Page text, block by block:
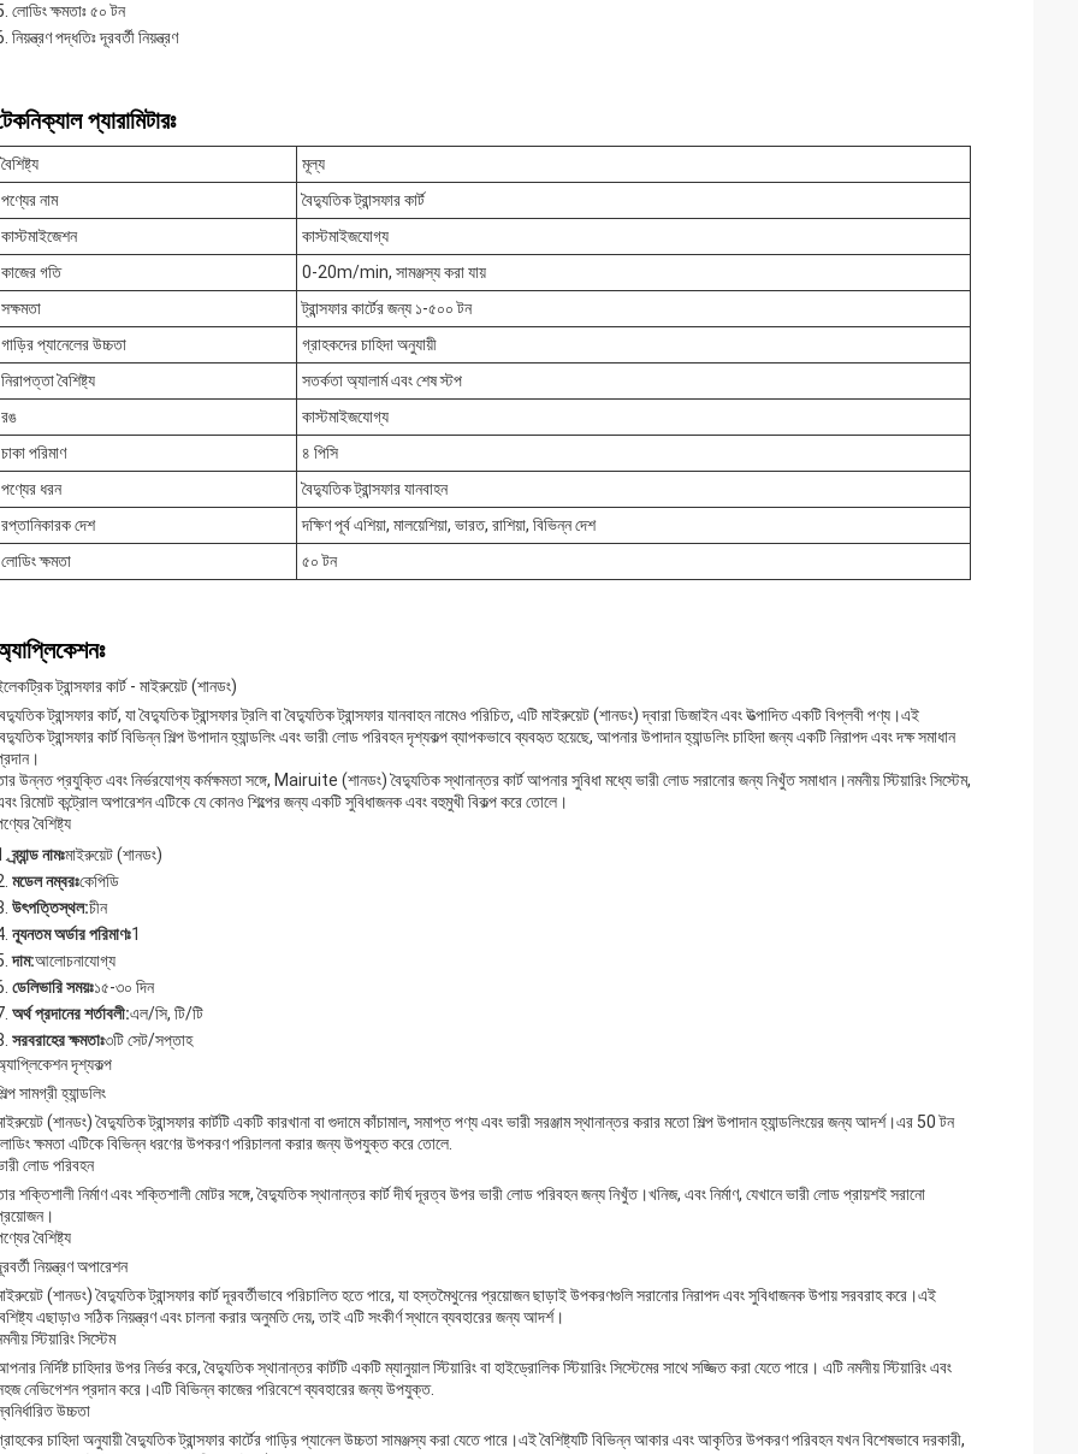
লোডিং ক্ষমতাঃ ৫০ টন
নিয়ন্ত্রণ পদ্ধতিঃ দূরবর্তী নিয়ন্ত্রণ
প্যারামিটারঃ
বৈশিষ্ট্য
মূল্য
পণ্যের নাম
বৈদ্যুতিক ট্রান্সফার কার্ট
কাস্টমাইজেশন
কাস্টমাইজযোগ্য
কাজের গতি
0-20m/min, সামঞ্জস্য করা যায়
সক্ষমতা
ট্রান্সফার কার্টের জন্য ১-৫০০ টন
গাড়ির প্যানেলের উচ্চতা
গ্রাহকদের চাহিদা অনুযায়ী
নিরাপত্তা বৈশিষ্ট্য
সতর্কতা অ্যালার্ম এবং শেষ স্টপ
রঙ
কাস্টমাইজযোগ্য
চাকা পরিমাণ
৪ পিসি
পণ্যের ধরন
বৈদ্যুতিক ট্রান্সফার যানবাহন
রপ্তানিকারক দেশ
দক্ষিণ পূর্ব এশিয়া, মালয়েশিয়া, ভারত, রাশিয়া, বিভিন্ন দেশ
লোডিং ক্ষমতা
৫০ টন
ট্রান্সফার কার্ট - মাইরুয়েট (শানডং)
ট্রান্সফার কার্ট, যা বৈদ্যুতিক ট্রান্সফার ট্রলি বা বৈদ্যুতিক ট্রান্সফার যানবাহন নামেও পরিচিত, এটি মাইরুয়েট (শানডং) দ্বারা ডিজাইন এবং উত্পাদিত একটি বিপ্লবী পণ্য।এই
ট্রান্সফার কার্ট বিভিন্ন শিল্প উপাদান হ্যান্ডলিং এবং ভারী লোড পরিবহন দৃশ্যকল্প ব্যাপকভাবে ব্যবহৃত হয়েছে, আপনার উপাদান হ্যান্ডলিং চাহিদা জন্য একটি নিরাপদ এবং দক্ষ সমাধান
উন্নত প্রযুক্তি এবং নির্ভরযোগ্য কর্মক্ষমতা সঙ্গে, Mairuite (শানডং) বৈদ্যুতিক স্থানান্তর কার্ট আপনার সুবিধা মধ্যে ভারী লোড সরানোর জন্য নিখুঁত সমাধান।নমনীয় স্টিয়ারিং সিস্টেম,
রিমোট কন্ট্রোল অপারেশন এটিকে যে কোনও শিল্পের জন্য একটি সুবিধাজনক এবং বহুমুখী বিকল্প করে তোলে।
বৈশিষ্ট্য
ব্র্যান্ড নামঃমাইরুয়েট (শানডং)
মডেল নম্বরঃকেপিডি
উৎপত্তিস্থল:চীন
ন্যূনতম অর্ডার পরিমাণঃ1
দাম:আলোচনাযোগ্য
ডেলিভারি সময়ঃ১৫-৩০ দিন
অর্থ প্রদানের শর্তাবলী:এল/সি, টি/টি
সরবরাহের ক্ষমতাঃ৩টি সেট/সপ্তাহ
দৃশ্যকল্প
সামগ্রী হ্যান্ডলিং
(শানডং) বৈদ্যুতিক ট্রান্সফার কার্টটি একটি কারখানা বা গুদামে কাঁচামাল, সমাপ্ত পণ্য এবং ভারী সরঞ্জাম স্থানান্তর করার মতো শিল্প উপাদান হ্যান্ডলিংয়ের জন্য আদর্শ।এর 50 টন
ক্ষমতা এটিকে বিভিন্ন ধরণের উপকরণ পরিচালনা করার জন্য উপযুক্ত করে তোলে.
লোড পরিবহন
শক্তিশালী নির্মাণ এবং শক্তিশালী মোটর সঙ্গে, বৈদ্যুতিক স্থানান্তর কার্ট দীর্ঘ দূরত্ব উপর ভারী লোড পরিবহন জন্য নিখুঁত।খনিজ, এবং নির্মাণ, যেখানে ভারী লোড প্রায়শই সরানো
বৈশিষ্ট্য
নিয়ন্ত্রণ অপারেশন
(শানডং) বৈদ্যুতিক ট্রান্সফার কার্ট দূরবর্তীভাবে পরিচালিত হতে পারে, যা হস্তমৈথুনের প্রয়োজন ছাড়াই উপকরণগুলি সরানোর নিরাপদ এবং সুবিধাজনক উপায় সরবরাহ করে।এই
এছাড়াও সঠিক নিয়ন্ত্রণ এবং চালনা করার অনুমতি দেয়, তাই এটি সংকীর্ণ স্থানে ব্যবহারের জন্য আদর্শ।
স্টিয়ারিং সিস্টেম
নির্দিষ্ট চাহিদার উপর নির্ভর করে, বৈদ্যুতিক স্থানান্তর কার্টটি একটি ম্যানুয়াল স্টিয়ারিং বা হাইড্রোলিক স্টিয়ারিং সিস্টেমের সাথে সজ্জিত করা যেতে পারে। এটি নমনীয় স্টিয়ারিং এবং
নেভিগেশন প্রদান করে।এটি বিভিন্ন কাজের পরিবেশে ব্যবহারের জন্য উপযুক্ত.
উচ্চতা
চাহিদা অনুযায়ী বৈদ্যুতিক ট্রান্সফার কার্টের গাড়ির প্যানেল উচ্চতা সামঞ্জস্য করা যেতে পারে।এই বৈশিষ্ট্যটি বিভিন্ন আকার এবং আকৃতির উপকরণ পরিবহন যখন বিশেষভাবে দরকারী,